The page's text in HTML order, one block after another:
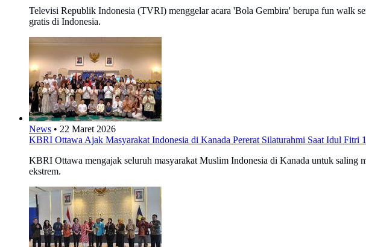
Televisi Republik Indonesia (TVRI) menggelar acara 'Bola Gembira' berupa fun walk
gratis di Indonesia.
News • 22 Maret 2026
KBRI Ottawa Ajak Masyarakat Indonesia di Kanada Pererat Silaturahmi Saat Idul Fitri
KBRI Ottawa mengajak seluruh masyarakat Muslim Indonesia di Kanada untuk saling
ekstrem.